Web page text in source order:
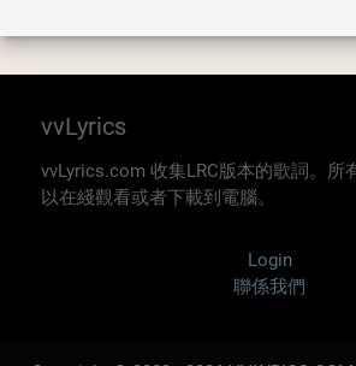
vvLyrics
vvLyrics.com 收集LRC版本的歌詞。所
以在綫觀看或者下載到電腦。
Login
聯係我們